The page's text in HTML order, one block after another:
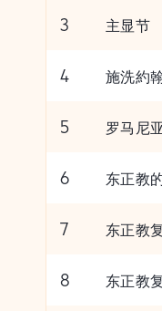
3 主显节
4 施洗約
5 罗马尼
6 东正教
7 东正教
8 东正教